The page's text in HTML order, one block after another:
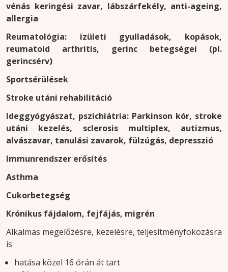
vénás keringési zavar, lábszárfekély, anti-ageing,
allergia
Reumatológia: izületi gyulladások, kopások,
reumatoid arthritis, gerinc betegségei (pl.
gerincsérv)
Sportsérülések
Stroke utáni rehabilitáció
Ideggyógyászat, pszichiátria: Parkinson kór, stroke
utáni kezelés, sclerosis multiplex, autizmus,
alvászavar, tanulási zavarok, fülzúgás, depresszió
Immunrendszer erősítés
Asthma
Cukorbetegség
Krónikus fájdalom, fejfájás, migrén
Alkalmas megelőzésre, kezelésre, teljesítményfokozásra
is
hatása közel 16 órán át tart